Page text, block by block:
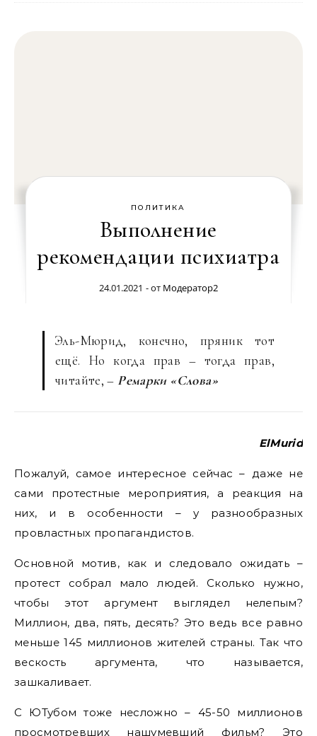
ПОЛИТИКА
Выполнение
рекомендации психиатра
24.01.2021 - от Модератор2
Эль-Мюрид, конечно, пряник тот
ещё. Но когда прав – тогда прав,
читайте, – Ремарки «Слова»
ElMurid
Пожалуй, самое интересное сейчас – даже не
сами протестные мероприятия, а реакция на
них, и в особенности – у разнообразных
провластных пропагандистов.
Основной мотив, как и следовало ожидать –
протест собрал мало людей. Сколько нужно,
чтобы этот аргумент выглядел нелепым?
Миллион, два, пять, десять? Это ведь все равно
меньше 145 миллионов жителей страны. Так что
вескость аргумента, что называется,
зашкаливает.
С ЮТубом тоже несложно – 45-50 миллионов
просмотревших нашумевший фильм? Это